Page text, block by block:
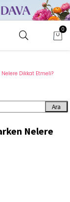
0
Dikkat Etmeli?
Ara
Nelere